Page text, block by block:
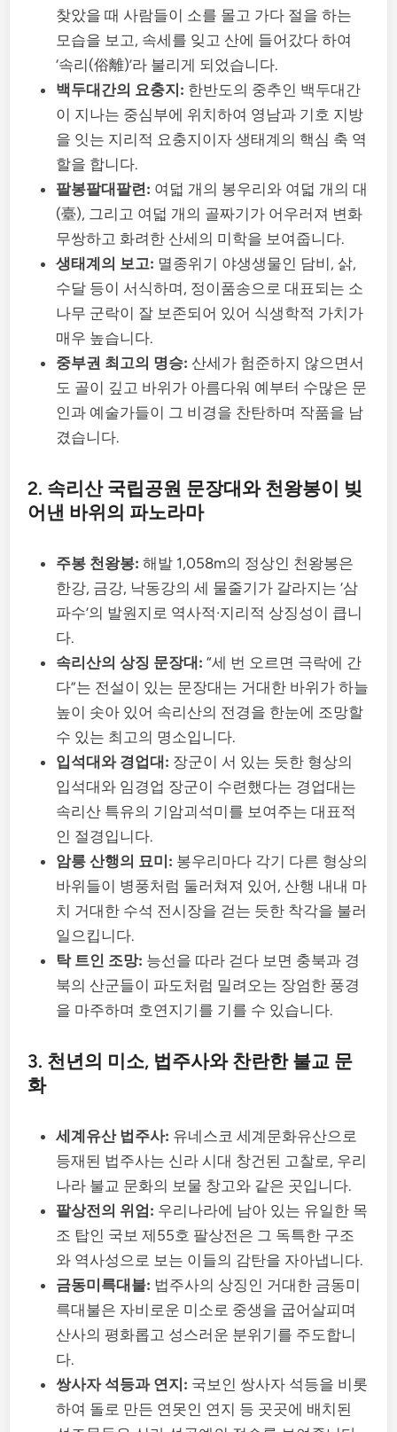
찾았을 때 사람들이 소를 몰고 가다 절을 하는
모습을 보고, 속세를 잊고 산에 들어갔다 하여
‘속리(俗離)’라 불리게 되었습니다.
백두대간의 요충지: 한반도의 중추인 백두대간
이 지나는 중심부에 위치하여 영남과 기호 지방
을 잇는 지리적 요충지이자 생태계의 핵심 축 역
할을 합니다.
팔봉팔대팔련: 여덟 개의 봉우리와 여덟 개의 대
(臺), 그리고 여덟 개의 골짜기가 어우러져 변화
무쌍하고 화려한 산세의 미학을 보여줍니다.
생태계의 보고: 멸종위기 야생생물인 담비, 삵,
수달 등이 서식하며, 정이품송으로 대표되는 소
나무 군락이 잘 보존되어 있어 식생학적 가치가
매우 높습니다.
중부권 최고의 명승: 산세가 험준하지 않으면서
도 골이 깊고 바위가 아름다워 예부터 수많은 문
인과 예술가들이 그 비경을 찬탄하며 작품을 남
겼습니다.
2. 속리산 국립공원 문장대와 천왕봉이 빚
어낸 바위의 파노라마
주봉 천왕봉: 해발 1,058m의 정상인 천왕봉은
한강, 금강, 낙동강의 세 물줄기가 갈라지는 ‘삼
파수’의 발원지로 역사적·지리적 상징성이 큽니
다.
속리산의 상징 문장대: “세 번 오르면 극락에 간
다”는 전설이 있는 문장대는 거대한 바위가 하늘
높이 솟아 있어 속리산의 전경을 한눈에 조망할
수 있는 최고의 명소입니다.
입석대와 경업대: 장군이 서 있는 듯한 형상의
입석대와 임경업 장군이 수련했다는 경업대는
속리산 특유의 기암괴석미를 보여주는 대표적
인 절경입니다.
암릉 산행의 묘미: 봉우리마다 각기 다른 형상의
바위들이 병풍처럼 둘러쳐져 있어, 산행 내내 마
치 거대한 수석 전시장을 걷는 듯한 착각을 불러
일으킵니다.
탁 트인 조망: 능선을 따라 걷다 보면 충북과 경
북의 산군들이 파도처럼 밀려오는 장엄한 풍경
을 마주하며 호연지기를 기를 수 있습니다.
3. 천년의 미소, 법주사와 찬란한 불교 문
화
세계유산 법주사: 유네스코 세계문화유산으로
등재된 법주사는 신라 시대 창건된 고찰로, 우리
나라 불교 문화의 보물 창고와 같은 곳입니다.
팔상전의 위엄: 우리나라에 남아 있는 유일한 목
조 탑인 국보 제55호 팔상전은 그 독특한 구조
와 역사성으로 보는 이들의 감탄을 자아냅니다.
금동미륵대불: 법주사의 상징인 거대한 금동미
륵대불은 자비로운 미소로 중생을 굽어살피며
산사의 평화롭고 성스러운 분위기를 주도합니
다.
쌍사자 석등과 연지: 국보인 쌍사자 석등을 비롯
하여 돌로 만든 연못인 연지 등 곳곳에 배치된